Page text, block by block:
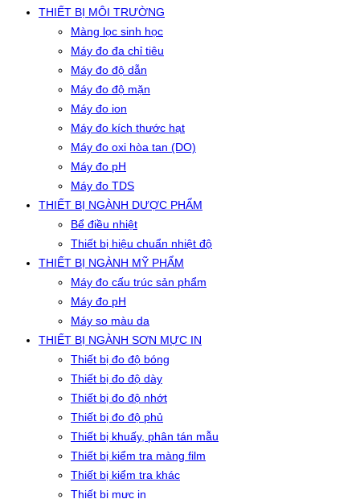
THIẾT BỊ MÔI TRƯỜNG
Màng lọc sinh học
Máy đo đa chỉ tiêu
Máy đo độ dẫn
Máy đo độ mặn
Máy đo ion
Máy đo kích thước hạt
Máy đo oxi hòa tan (DO)
Máy đo pH
Máy đo TDS
THIẾT BỊ NGÀNH DƯỢC PHẨM
Bể điều nhiệt
Thiết bị hiệu chuẩn nhiệt độ
THIẾT BỊ NGÀNH MỸ PHẨM
Máy đo cấu trúc sản phẩm
Máy đo pH
Máy so màu da
THIẾT BỊ NGÀNH SƠN MỰC IN
Thiết bị đo độ bóng
Thiết bị đo độ dày
Thiết bị đo độ nhớt
Thiết bị đo độ phủ
Thiết bị khuấy, phân tán mẫu
Thiết bị kiểm tra màng film
Thiết bị kiểm tra khác
Thiết bị mực in